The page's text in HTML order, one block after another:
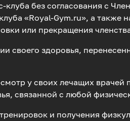
без согласования с
«Royal-Gym.ru», а также
или прекращения
своего здоровья,
у своих лечащих врачей
связанной с любой
и получения